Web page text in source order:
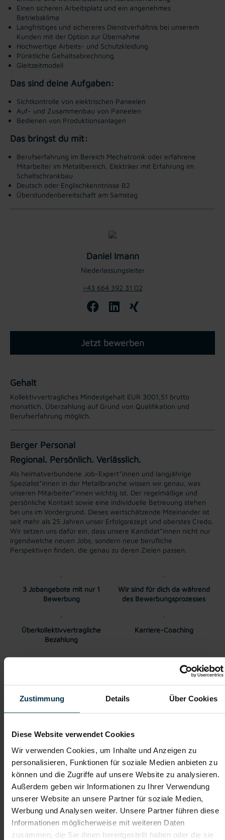
Zustimmung Details Über Cookies
Diese Website verwendet Cookies
Wir verwenden Cookies, um Inhalte und Anzeigen zu
personalisieren, Funktionen für soziale Medien anbieten zu
können und die Zugriffe auf unsere Website zu analysieren.
Außerdem geben wir Informationen zu Ihrer Verwendung
unserer Website an unsere Partner für soziale Medien,
Werbung und Analysen weiter. Unsere Partner führen diese
Informationen möglicherweise mit weiteren Daten
zusammen, die Sie ihnen bereitgestellt haben oder die sie
Einen sicheren Arbeitsplatz und ein angenehmes
Betriebsklima
Langfristiges und sichereres Dienstverhältnis bei unserem
Kunden mit der Option zur Übernahme
Hochwertige Arbeits- und Schutzkleidung
Pünktliche Gehaltsabrechnung
Gleitzeitmodell
Das sind deine Aufgaben:
Sichtkontrolle von elektrischen Paneelen
Auf- und Zusammenbau von Paneelen
Bedienen von Produktionsanlagen
Das bringst du mit:
Berufserfahrung im Bereich Mechatronik oder erfahrene
Mitarbeiter im Metallbereich, Elektriker mit Erfahrung im
Schaltschrankbau
Deutsch oder Englischkenntnisse B2
Überstundenbereitschaft am Samstag
Daniel Imann
Niederlassungsleiter
+43 664 392 31 02
Jetzt bewerben
Gehalt
Kollektivvertragliches Mindestgehalt EUR 3001,51 brutto
monatlich. Überzahlung auf Grund von Qualifikation und
Berufserfahrung möglich.
Berger Personal
Regional. Persönlich. Verlässlich.
Als heimatverbundene Job-Expert*innen und langjährige
Spezialist*innen in der Metallbranche wissen wir genau, was
unseren Mitarbeiter*innen wichtig ist. Der regelmäßige und
persönliche Kontakt sowie eine individuelle Betreuung stehen
bei uns im Vordergrund. Dieses wertschätzende Miteinander ist
seit mehr als 25 Jahren unser Erfolgsrezept und oberstes Credo.
Wir setzen uns dafür ein, dass unsere Kandidat*innen nicht nur
irgendwelche neuen Jobs, sondern neue berufliche
Perspektiven finden, die genau zu deren Zielen passen.
3 Jobangebote mit nur 1
Bewerbung
Wir sind für dich da während
des Bewerbungsprozesses
Überkollektivvertragliche
Bezahlung
Karriere-Coaching
Weitere interessante Jobmöglichkeiten
(m/w/d)
ab EUR 17,11
Vollzeit
Saalfelden